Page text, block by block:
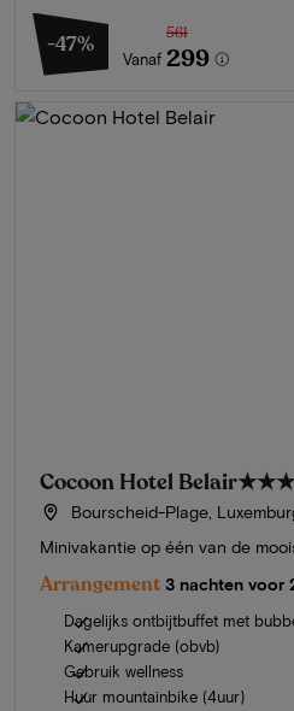
-47%
Vanaf
561
299
Cocoon Hotel Belair
Bourscheid-Plage,
Minivakantie op één van de
Arrangement 3 nachten voor
Dagelijks ontbijtbuffet met
Kamerupgrade (obvb)
Gebruik wellness
Huur mountainbike (4uur)